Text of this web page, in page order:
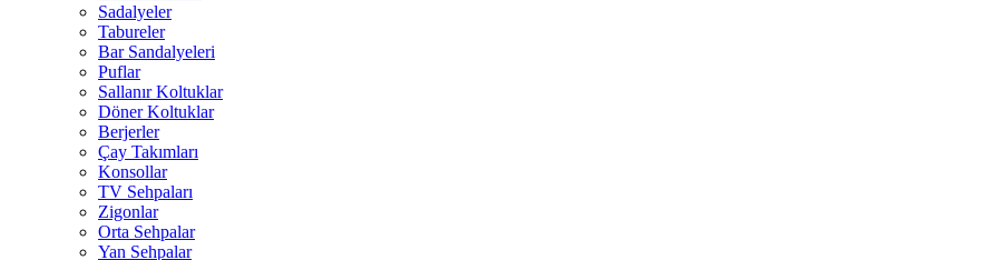
Sadalyeler
Tabureler
Bar Sandalyeleri
Puflar
Sallanır Koltuklar
Döner Koltuklar
Berjerler
Çay Takımları
Konsollar
TV Sehpaları
Zigonlar
Orta Sehpalar
Yan Sehpalar